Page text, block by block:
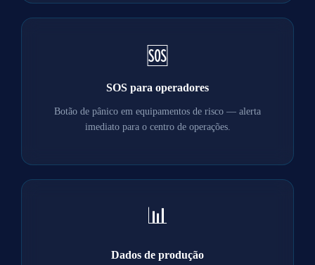
🆘
SOS para operadores
Botão de pânico em equipamentos de risco — alerta
imediato para o centro de operações.
📊
Dados de produção